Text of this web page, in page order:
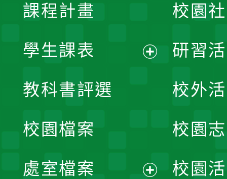
課程計畫
學生課表
單
教科書評選
校園檔案
處室檔案
校園
研習
校外
校園
校園